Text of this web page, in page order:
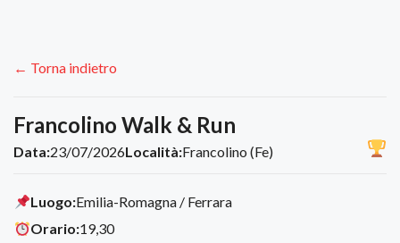
← Torna indietro
Francolino Walk & Run
Data:23/07/2026Località:Francolino (Fe)
Luogo:Emilia-Romagna / Ferrara
Orario:19,30